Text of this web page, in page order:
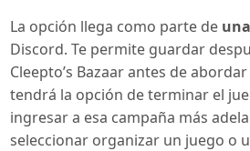
La opción llega como parte de
Discord. Te permite guardar
Cleepto’s Bazaar antes de
tendrá la opción de terminar el
ingresar a esa campaña más
seleccionar organizar un juego o